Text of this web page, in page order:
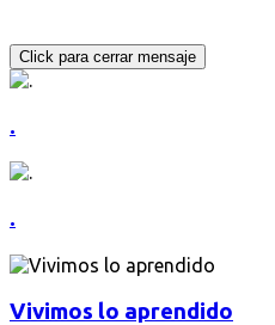
.
.
Vivimos lo aprendido